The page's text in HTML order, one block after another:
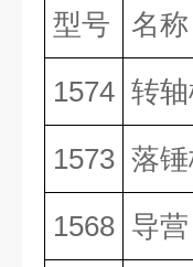
型号
名称
1574 转
1573 落
1568 导营